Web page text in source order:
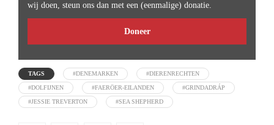
wij doen, steun ons dan met een (eenmalige) donatie.
Doneer
TAGS #DENEMARKEN #DIERENRECHTEN
#DOLFIJNEN #FAERÖER-EILANDEN #GRINDADRÁP
#JESSIE TREVERTON #SEA SHEPHERD